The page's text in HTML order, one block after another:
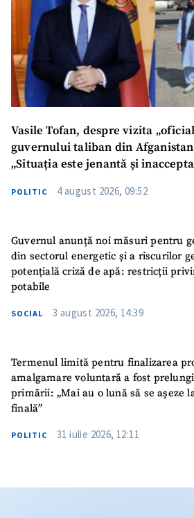
Vasile Tofan, despre vizita
guvernului taliban din
„Situația este jenantă și
POLITIC 4 august 2026, 09:52
Guvernul anunță noi măsuri pentru
din sectorul energetic și a riscurilor
potențială criză de apă: restricții
potabile
SOCIAL 3 august 2026, 14:39
Termenul limită pentru finalizarea
amalgamare voluntară a fost
primării: „Mai au o lună să se așeze
finală”
POLITIC 31 iulie 2026, 12:11